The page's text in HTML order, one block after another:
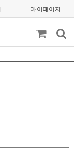
마이페이지